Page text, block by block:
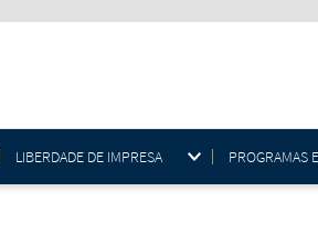
LIBERDADE DE IMPRESA PROGRAMAS